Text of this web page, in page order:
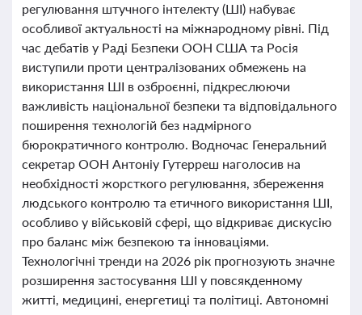
регулювання штучного інтелекту (ШІ) набуває
особливої актуальності на міжнародному рівні. Під
час дебатів у Раді Безпеки ООН США та Росія
виступили проти централізованих обмежень на
використання ШІ в озброєнні, підкреслюючи
важливість національної безпеки та відповідального
поширення технологій без надмірного
бюрократичного контролю. Водночас Генеральний
секретар ООН Антоніу Гутерреш наголосив на
необхідності жорсткого регулювання, збереження
людського контролю та етичного використання ШІ,
особливо у військовій сфері, що відкриває дискусію
про баланс між безпекою та інноваціями.
Технологічні тренди на 2026 рік прогнозують значне
розширення застосування ШІ у повсякденному
житті, медицині, енергетиці та політиці. Автономні